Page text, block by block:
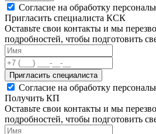
Согласие на обработку
Пригласить специалиста КСК
Оставьте свои контакты и мы
подробностей, чтобы подготовить
Пригласить специалиста
Согласие на обработку
Получить КП
Оставьте свои контакты и мы
подробностей, чтобы подготовить